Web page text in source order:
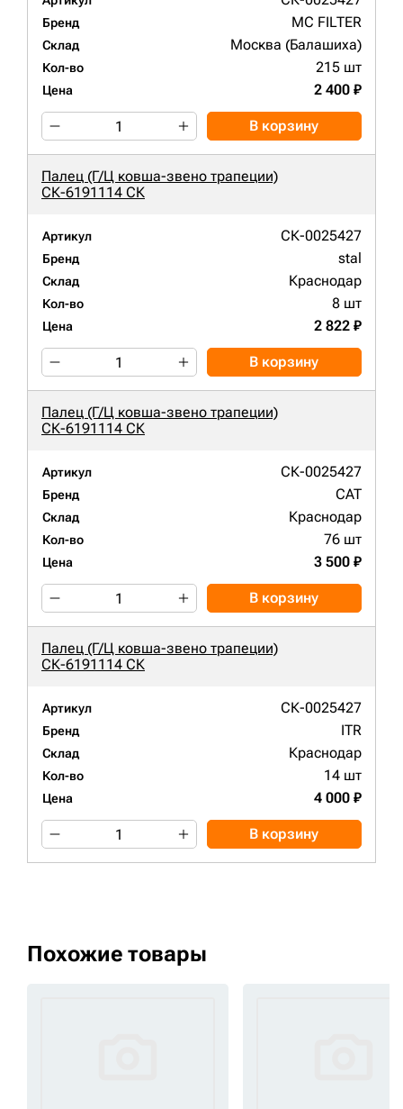
Бренд MC FILTER
Склад Москва (Балашиха)
Кол-во 215 шт
Цена 2 400 ₽
В корзину
Палец (Г/Ц ковша-звено трапеции)
СК-6191114 СК
Артикул СК-0025427
Бренд stal
Склад Краснодар
Кол-во 8 шт
Цена 2 822 ₽
В корзину
Палец (Г/Ц ковша-звено трапеции)
СК-6191114 СК
Артикул СК-0025427
Бренд CAT
Склад Краснодар
Кол-во 76 шт
Цена 3 500 ₽
В корзину
Палец (Г/Ц ковша-звено трапеции)
СК-6191114 СК
Артикул СК-0025427
Бренд ITR
Склад Краснодар
Кол-во 14 шт
Цена 4 000 ₽
В корзину
Похожие товары